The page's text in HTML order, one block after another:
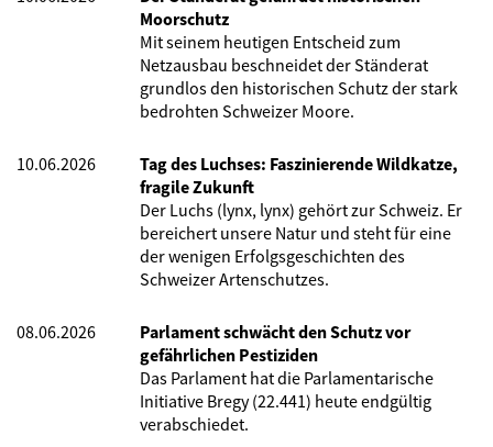
Moorschutz
Mit seinem heutigen Entscheid zum
Netzausbau beschneidet der Ständerat
grundlos den historischen Schutz der stark
bedrohten Schweizer Moore.
10.06.2026
Tag des Luchses: Faszinierende Wildkatze,
fragile Zukunft
Der Luchs (lynx, lynx) gehört zur Schweiz. Er
bereichert unsere Natur und steht für eine
der wenigen Erfolgsgeschichten des
Schweizer Artenschutzes.
08.06.2026
Parlament schwächt den Schutz vor
gefährlichen Pestiziden
Das Parlament hat die Parlamentarische
Initiative Bregy (22.441) heute endgültig
verabschiedet.